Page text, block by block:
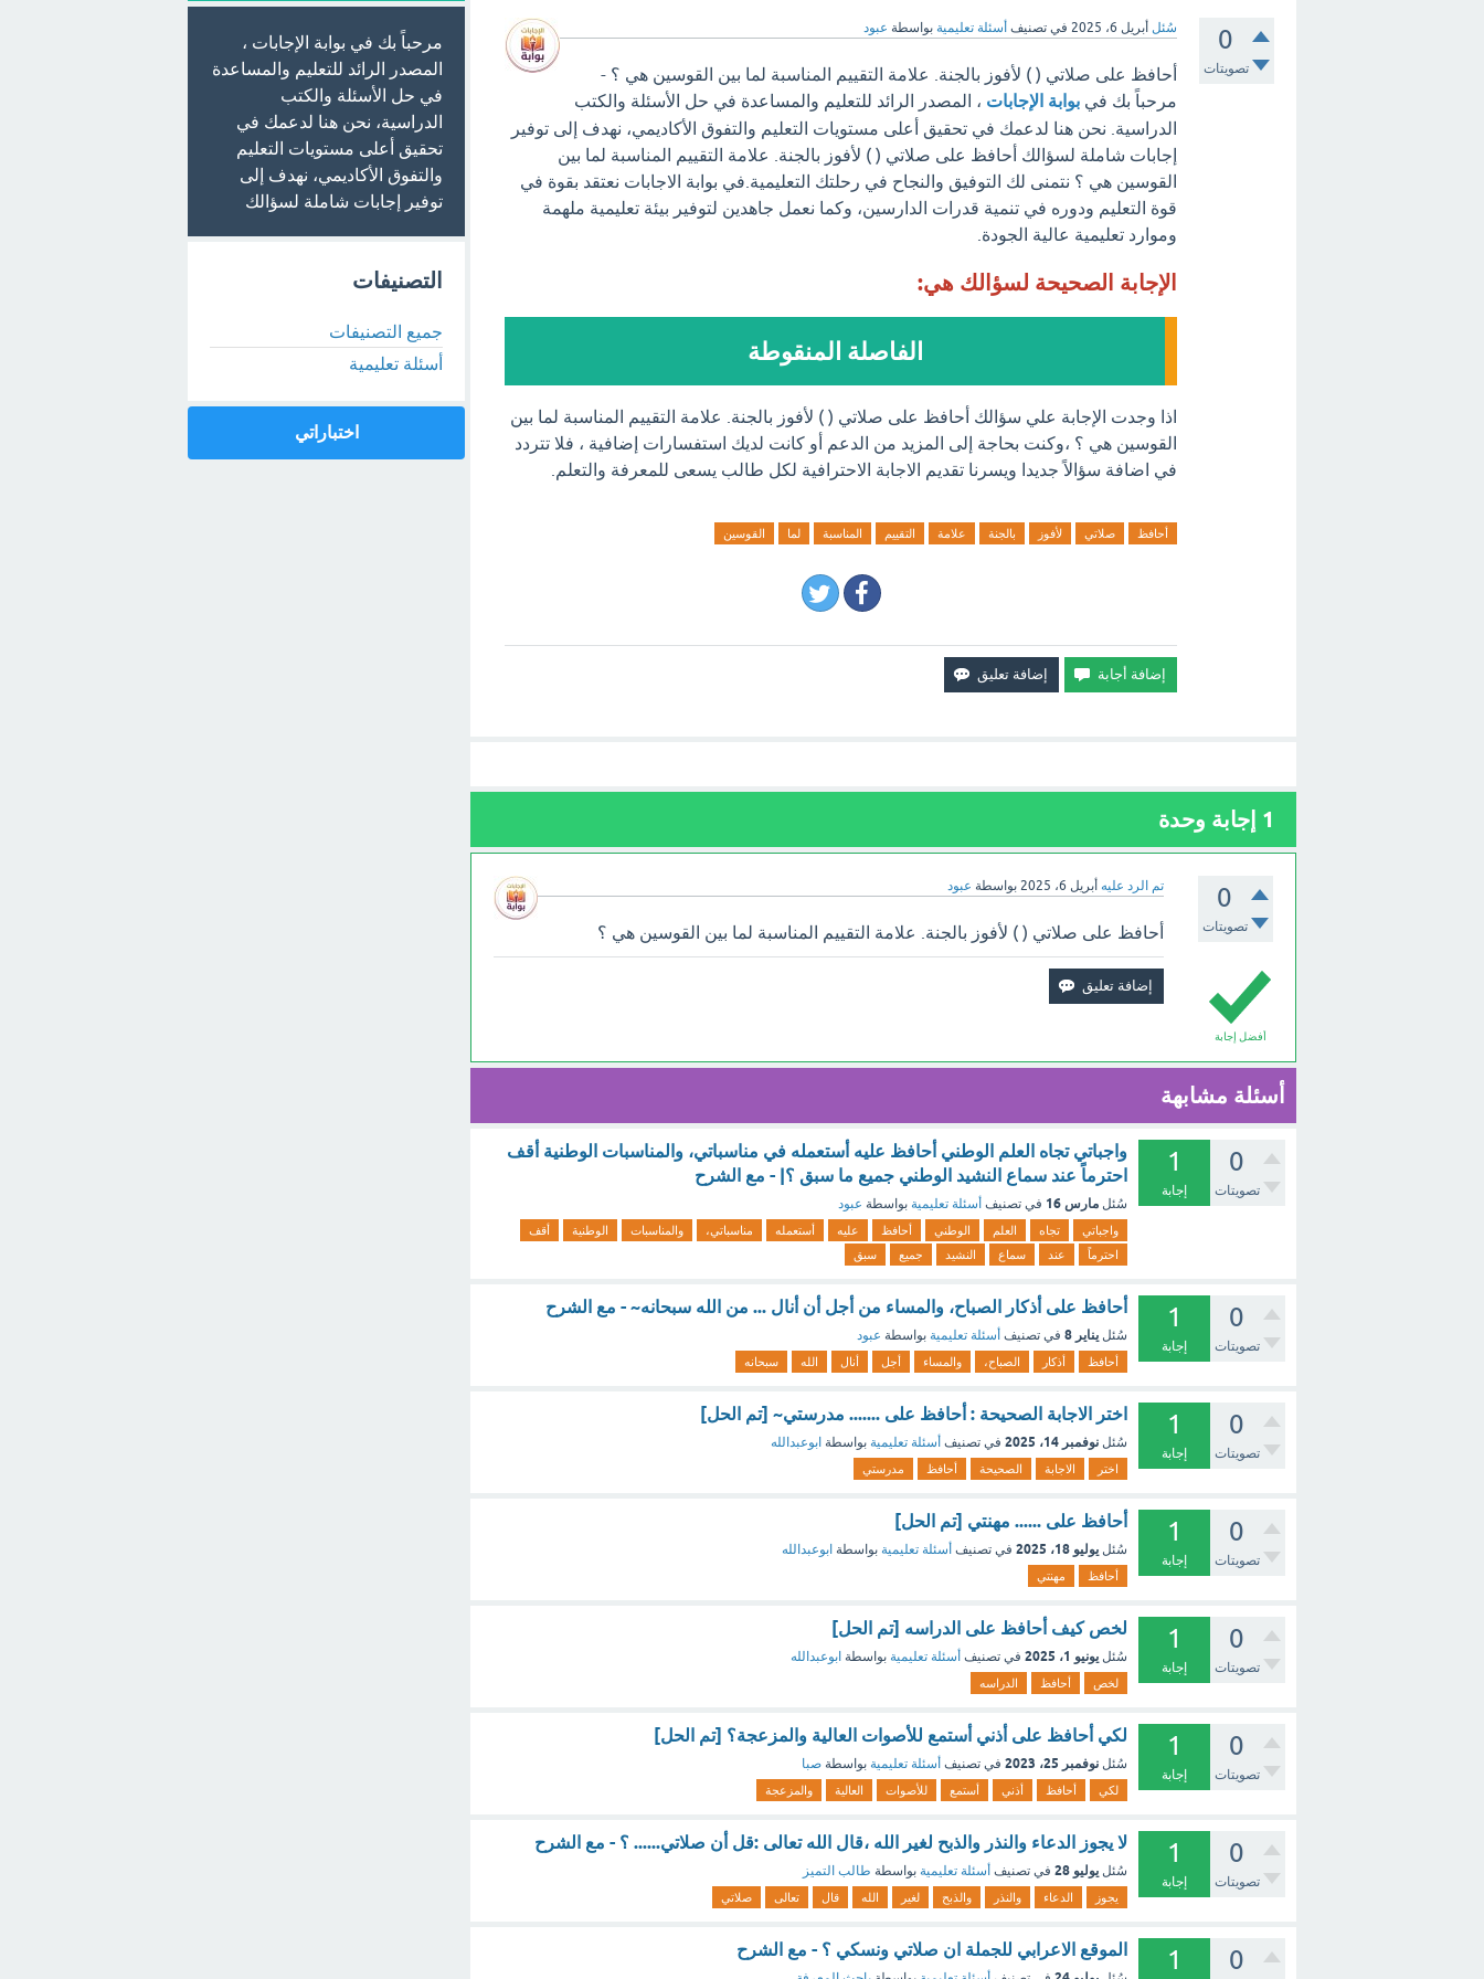
0
تصويتات
سُئل أبريل 6، 2025 في تصنيف أسئلة تعليمية بواسطة عبود
أحافظ على صلاتي ( ) لأفوز بالجنة. علامة التقييم المناسبة لما بين القوسين هي ؟ -
مرحباً بك في بوابة الإجابات ، المصدر الرائد للتعليم والمساعدة في حل الأسئلة والكتب
الدراسية. نحن هنا لدعمك في تحقيق أعلى مستويات التعليم والتفوق الأكاديمي، نهدف إلى توفير
إجابات شاملة لسؤالك أحافظ على صلاتي ( ) لأفوز بالجنة. علامة التقييم المناسبة لما بين
القوسين هي ؟ نتمنى لك التوفيق والنجاح في رحلتك التعليمية.في بوابة الاجابات نعتقد بقوة في
قوة التعليم ودوره في تنمية قدرات الدارسين، وكما نعمل جاهدين لتوفير بيئة تعليمية ملهمة
وموارد تعليمية عالية الجودة.
الإجابة الصحيحة لسؤالك هي:
الفاصلة المنقوطة
اذا وجدت الإجابة علي سؤالك أحافظ على صلاتي ( ) لأفوز بالجنة. علامة التقييم المناسبة لما بين
القوسين هي ؟ ،وكنت بحاجة إلى المزيد من الدعم أو كانت لديك استفسارات إضافية ، فلا تتردد
في اضافة سؤالاً جديدا ويسرنا تقديم الاجابة الاحترافية لكل طالب يسعى للمعرفة والتعلم.
أحافظ صلاتي لأفوز بالجنة علامة التقييم المناسبة لما القوسين
1 إجابة وحدة
0
تصويتات
تم الرد عليه أبريل 6، 2025 بواسطة عبود
أفضل إجابة
أحافظ على صلاتي ( ) لأفوز بالجنة. علامة التقييم المناسبة لما بين القوسين هي ؟
أسئلة مشابهة
0
تصويتات
1
إجابة
واجباتي تجاه العلم الوطني أحافظ عليه أستعمله في مناسباتي، والمناسبات الوطنية أقف
احترماً عند سماع النشيد الوطني جميع ما سبق ؟| - مع الشرح
سُئل مارس 16 في تصنيف أسئلة تعليمية بواسطة عبود
واجباتي تجاه العلم الوطني أحافظ عليه أستعمله مناسباتي، والمناسبات الوطنية
أقف
احترماً
عند سماع النشيد جميع سبق
0
تصويتات
1
إجابة
أحافظ على أذكار الصباح، والمساء من أجل أن أنال ... من الله سبحانه~ - مع الشرح
سُئل يناير 8 في تصنيف أسئلة تعليمية بواسطة عبود
أحافظ أذكار الصباح، والمساء أجل أنال الله سبحانه
0
تصويتات
1
إجابة
اختر الاجابة الصحيحة : أحافظ على ....... مدرستي~ [تم الحل]
سُئل نوفمبر 14، 2025 في تصنيف أسئلة تعليمية بواسطة ابوعبدالله
اختر الاجابة الصحيحة أحافظ مدرستي
0
تصويتات
1
إجابة
أحافظ على ...... مهنتي [تم الحل]
سُئل يوليو 18، 2025 في تصنيف أسئلة تعليمية بواسطة ابوعبدالله
أحافظ مهنتي
0
تصويتات
1
إجابة
لخص كيف أحافظ على الدراسه [تم الحل]
سُئل يونيو 1، 2025 في تصنيف أسئلة تعليمية بواسطة ابوعبدالله
لخص أحافظ الدراسه
0
تصويتات
1
إجابة
لكي أحافظ على أذني أستمع للأصوات العالية والمزعجة؟ [تم الحل]
سُئل نوفمبر 25، 2023 في تصنيف أسئلة تعليمية بواسطة صبا
لكي أحافظ أذني أستمع للأصوات العالية والمزعجة
0
تصويتات
1
إجابة
لا يجوز الدعاء والنذر والذبح لغير الله ،قال الله تعالى :قل أن صلاتي...... ؟ - مع الشرح
سُئل يوليو 28 في تصنيف أسئلة تعليمية بواسطة طالب التميز
يجوز الدعاء والنذر والذبح لغير الله قال تعالى صلاتي
0
1 الموقع الاعرابي للجملة ان صلاتي ونسكي ؟ - مع الشرح
مرحباً بك في بوابة الإجابات ،
المصدر الرائد للتعليم والمساعدة
في حل الأسئلة والكتب
الدراسية، نحن هنا لدعمك في
تحقيق أعلى مستويات التعليم
والتفوق الأكاديمي، نهدف إلى
توفير إجابات شاملة لسؤالك
التصنيفات
جميع التصنيفات
أسئلة تعليمية
اختباراتي